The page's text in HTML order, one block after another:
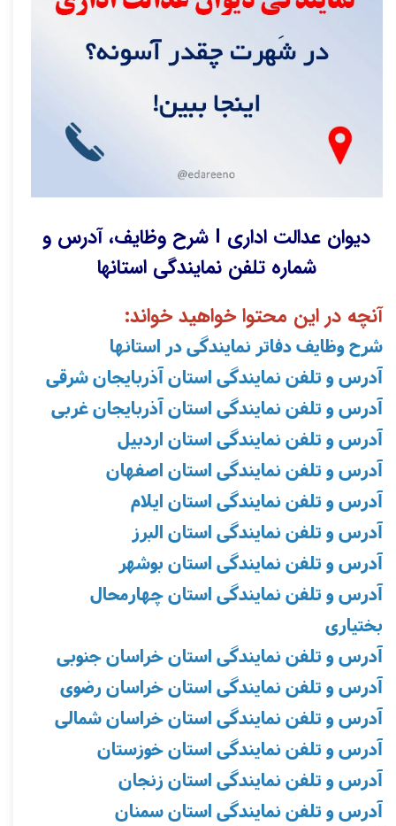
دیوان عدالت اداری I شرح وظایف، آدرس و
شماره تلفن نمایندگی استانها
آنچه در این محتوا خواهید خواند:
شرح وظایف دفاتر نمایندگی در استانها
آدرس و تلفن نمایندگی استان آذربایجان شرقی
آدرس و تلفن نمایندگی استان آذربایجان غربی
آدرس و تلفن نمایندگی استان اردبیل
آدرس و تلفن نمایندگی استان اصفهان
آدرس و تلفن نمایندگی استان ایلام
آدرس و تلفن نمایندگی استان البرز
آدرس و تلفن نمایندگی استان بوشهر
آدرس و تلفن نمایندگی استان چهارمحال
بختیاری
آدرس و تلفن نمایندگی استان خراسان جنوبی
آدرس و تلفن نمایندگی استان خراسان رضوی
آدرس و تلفن نمایندگی استان خراسان شمالی
آدرس و تلفن نمایندگی استان خوزستان
آدرس و تلفن نمایندگی استان زنجان
آدرس و تلفن نمایندگی استان سمنان